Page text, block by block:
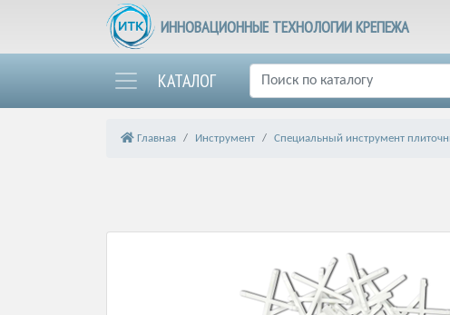
ИННОВАЦИОННЫЕ ТЕХНОЛОГИИ КРЕПЕЖА
КАТАЛОГ
Главная Инструмент Специальный инструмент